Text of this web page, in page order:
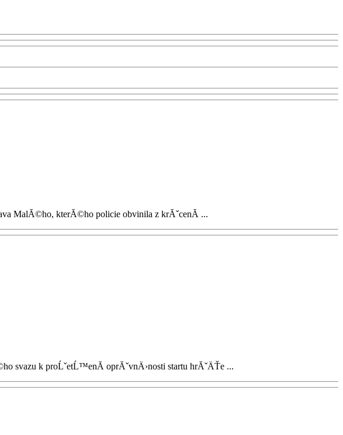
MalĂ©ho, kterĂ©ho policie obvinila z krĂˇcenĂ­ ...
svazu k proĹˇetĹ™enĂ­ oprĂˇvnÄ›nosti startu hrĂˇÄŤe ...